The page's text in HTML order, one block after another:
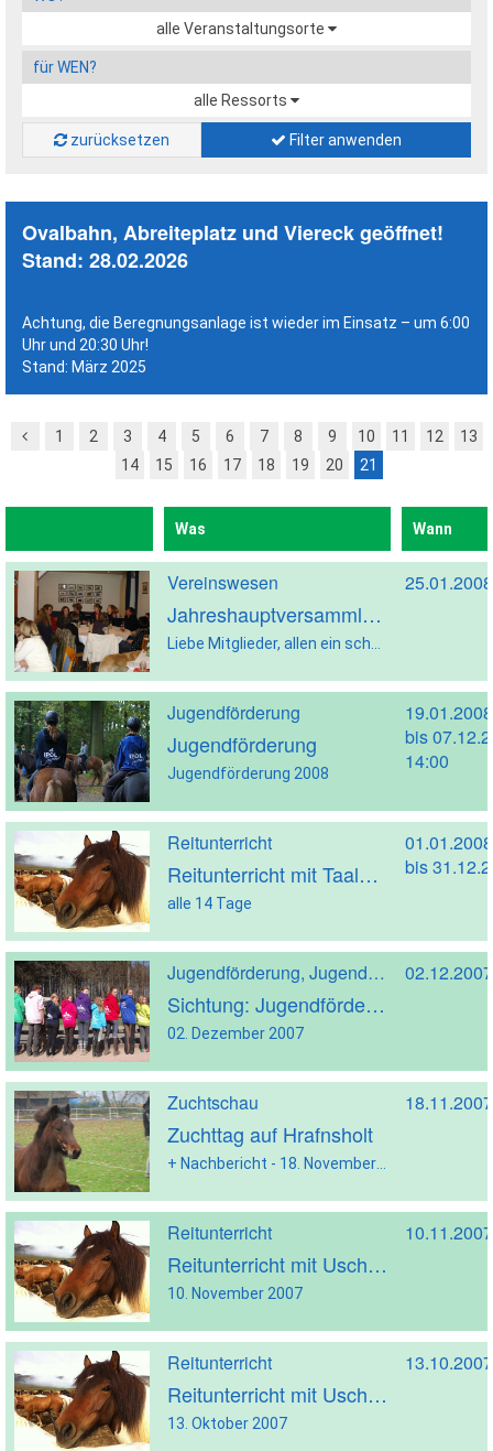
alle Veranstaltungsorte
für WEN?
alle Ressorts
zurücksetzen Filter anwenden
Ovalbahn, Abreiteplatz und Viereck geöffnet!
Stand: 28.02.2026
Achtung, die Beregnungsanlage ist wieder im Einsatz – um 6:00
Uhr und 20:30 Uhr!
Stand: März 2025
1 2 3 4 5 6 7 8 9 10 11 12
13
14
15 16 17 18 19 20 21
Was Wann
Vereinswesen
Jahreshauptversammlung
25.01.2008
Jugendförderung
Jugendförderung
Jugendförderung 2008
bis
14:00
Reitunterricht
Reitunterricht mit Taalke Nieberding
alle 14 Tage
bis
Jugendförderung, Jugendleistungsförderung
Sichtung: Jugendförderung
02. Dezember 2007
02.12.2007
Zuchtschau
Zuchttag auf Hrafnsholt
18.11.2007
Reitunterricht
Reitunterricht mit Uschi Neuhaus
10. November 2007
Reitunterricht
Reitunterricht mit Uschi Neuhaus
13. Oktober 2007